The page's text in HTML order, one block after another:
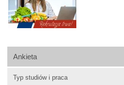
Ankieta
Typ studiów i praca